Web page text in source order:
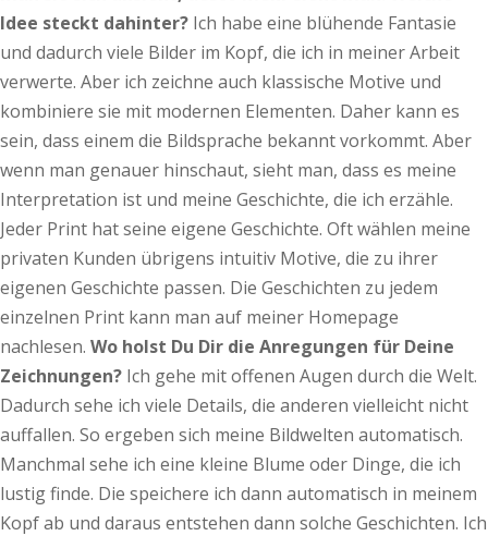
Idee steckt dahinter? Ich habe eine blühende Fantasie
und dadurch viele Bilder im Kopf, die ich in meiner Arbeit
verwerte. Aber ich zeichne auch klassische Motive und
kombiniere sie mit modernen Elementen. Daher kann es
sein, dass einem die Bildsprache bekannt vorkommt. Aber
wenn man genauer hinschaut, sieht man, dass es meine
Interpretation ist und meine Geschichte, die ich erzähle.
Jeder Print hat seine eigene Geschichte. Oft wählen meine
privaten Kunden übrigens intuitiv Motive, die zu ihrer
eigenen Geschichte passen. Die Geschichten zu jedem
einzelnen Print kann man auf meiner Homepage
nachlesen. Wo holst Du Dir die Anregungen für Deine
Zeichnungen? Ich gehe mit offenen Augen durch die Welt.
Dadurch sehe ich viele Details, die anderen vielleicht nicht
auffallen. So ergeben sich meine Bildwelten automatisch.
Manchmal sehe ich eine kleine Blume oder Dinge, die ich
lustig finde. Die speichere ich dann automatisch in meinem
Kopf ab und daraus entstehen dann solche Geschichten. Ich